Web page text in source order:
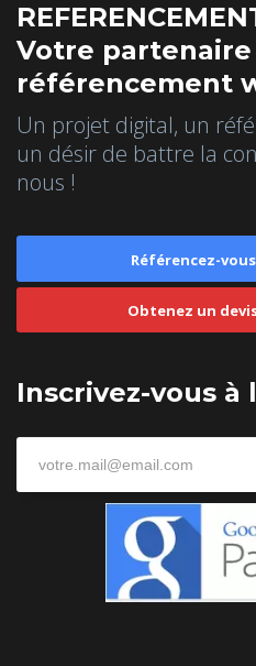
Votre partenaire
référencement
Un projet digital, un
un désir de battre la
nous !
Référencez-
Obtenez un
Inscrivez-vous